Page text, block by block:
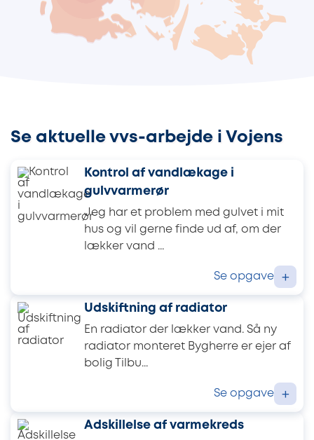
Se aktuelle vvs-arbejde i Vojens
Kontrol af vandlækage i
gulvvarmerør
Jeg har et problem med gulvet i mit
hus og vil gerne finde ud af, om der
lækker vand ...
Se opgave +
Udskiftning af radiator
En radiator der lækker vand. Så ny
radiator monteret Bygherre er ejer af
bolig Tilbu...
Se opgave +
Adskillelse af varmekreds